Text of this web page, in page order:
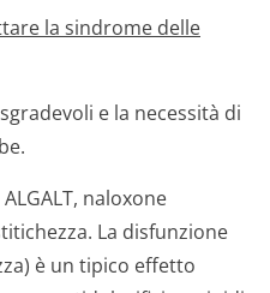
la sindrome delle
e la necessità di
naloxone
La disfunzione
è un tipico effetto